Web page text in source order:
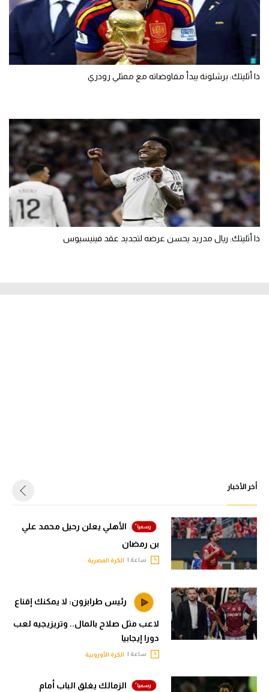
ذا أثليتك: برشلونة يبدأ مفاوضاته مع ممثلي رودري
ذا أثليتك: ريال مدريد يحسن عرضه لتجديد عقد فينيسيوس
أخر الأخبار
الأهلي يعلن رحيل محمد علي
بن رمضان
ساعة | الكرة المصرية
رئيس طرابزون: لا يمكنك إقناع
لاعب مثل صلاح بالمال.. وتريزيجيه لعب
دورا إيجابيا
ساعة | الكرة الأوروبية
الزمالك يغلق الباب أمام